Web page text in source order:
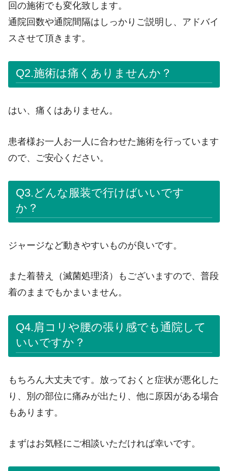
回の施術でも変化致します。
通院回数や通院間隔はしっかりご説明し、アドバイ
スさせて頂きます。
Q2.施術は痛くありませんか？
はい、痛くはありません。
患者様お一人お一人に合わせた施術を行っています
ので、ご安心ください。
Q3.どんな服装で行けばいいです
か？
ジャージなど動きやすいものが良いです。
また着替え（滅菌処理済）もございますので、普段
着のままでもかまいません。
Q4.肩コリや腰の張り感でも通院して
いいですか？
もちろん大丈夫です。放っておくと症状が悪化した
り、別の部位に痛みが出たり、他に原因がある場合
もあります。
まずはお気軽にご相談いただければ幸いです。